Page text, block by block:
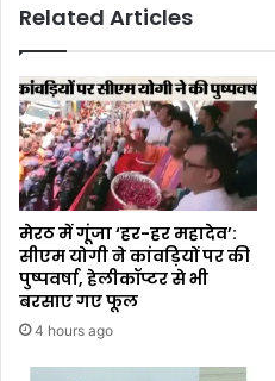
Related Articles
मेरठ में गूंजा ‘हर-हर महादेव’:
सीएम योगी ने कांवड़ियों पर की
पुष्पवर्षा, हेलीकॉप्टर से भी
बरसाए गए फूल
4 hours ago